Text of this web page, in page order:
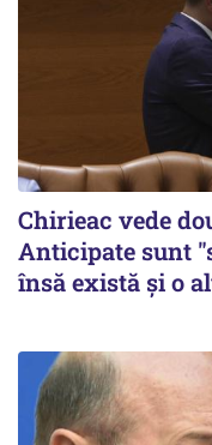
Chirieac vede
Anticipate sunt
însă există și o